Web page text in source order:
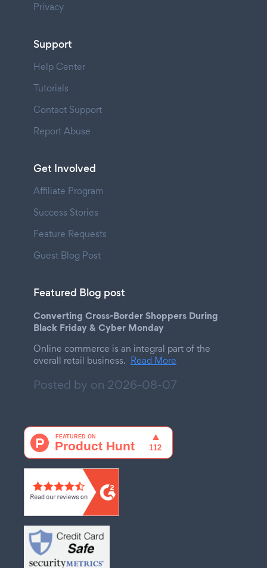
Privacy
Support
Help Center
Tutorials
Contact Support
Report Abuse
Get Involved
Affiliate Program
Success Stories
Feature Requests
Guest Blog Post
Featured Blog post
Converting Cross-Border Shoppers During
Black Friday & Cyber Monday
Online commerce is an integral part of the
overall retail business. Read More
Posted by on 2026-08-07